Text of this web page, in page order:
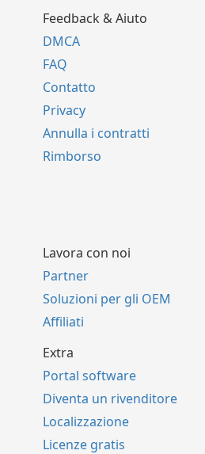
Feedback & Aiuto
DMCA
FAQ
Contatto
Privacy
Annulla i contratti
Rimborso
Lavora con noi
Partner
Soluzioni per gli OEM
Affiliati
Extra
Portal software
Diventa un rivenditore
Localizzazione
Licenze gratis